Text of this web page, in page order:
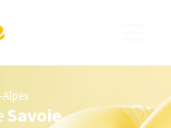
Savoie